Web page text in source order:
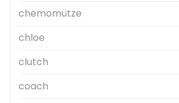
chemomütze
chloe
clutch
coach